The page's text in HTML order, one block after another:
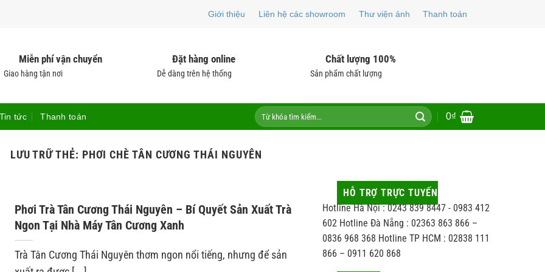
Giới thiệu Liên hệ các showroom Thư viện ảnh Thanh toán
Miễn phí vận chuyển
Giao hàng tận nơi
Đặt hàng online
Dễ dàng trên hệ thống
Chất lượng 100%
Sản phẩm chất lượng
Tin tức Thanh toán
Tìm
kiếm:
0₫
LƯU TRỮ THẺ: PHƠI CHÈ TÂN CƯƠNG THÁI NGUYÊN
Phơi Trà Tân Cương Thái Nguyên – Bí Quyết Sản Xuất Trà
Ngon Tại Nhà Máy Tân Cương Xanh
Trà Tân Cương Thái Nguyên thơm ngon nổi tiếng, nhưng để sản
HỖ TRỢ TRỰC TUYẾN
Hotline Hà Nội : 0243 839 8447 - 0983 412
602 Hotline Đà Nẵng : 02363 863 866 –
0836 968 368 Hotline TP HCM : 02838 111
866 – 0911 620 868